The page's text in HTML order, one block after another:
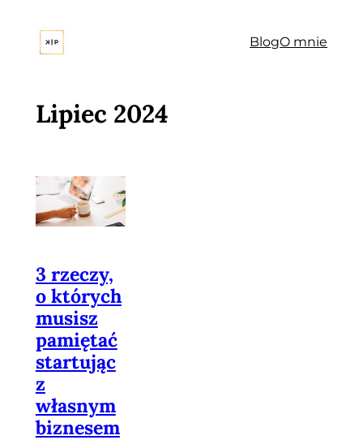
treści
BlogO mnie
Lipiec 2024
3 rzeczy,
o których
musisz
pamiętać
startując
z
własnym
biznesem